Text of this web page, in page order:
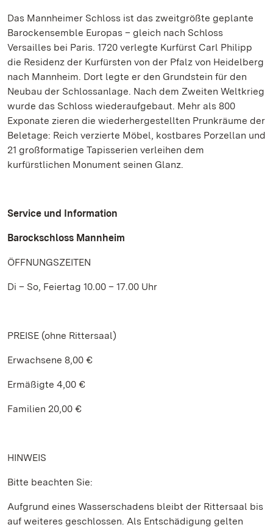
Das Mannheimer Schloss ist das zweitgrößte geplante
Barockensemble Europas – gleich nach Schloss
Versailles bei Paris. 1720 verlegte Kurfürst Carl Philipp
die Residenz der Kurfürsten von der Pfalz von Heidelberg
nach Mannheim. Dort legte er den Grundstein für den
Neubau der Schlossanlage. Nach dem Zweiten Weltkrieg
wurde das Schloss wiederaufgebaut. Mehr als 800
Exponate zieren die wiederhergestellten Prunkräume der
Beletage: Reich verzierte Möbel, kostbares Porzellan und
21 großformatige Tapisserien verleihen dem
kurfürstlichen Monument seinen Glanz.
Service und Information
Barockschloss Mannheim
ÖFFNUNGSZEITEN
Di – So, Feiertag 10.00 – 17.00 Uhr
PREISE (ohne Rittersaal)
Erwachsene 8,00 €
Ermäßigte 4,00 €
Familien 20,00 €
HINWEIS
Bitte beachten Sie:
Aufgrund eines Wasserschadens bleibt der Rittersaal bis
auf weiteres geschlossen. Als Entschädigung gelten